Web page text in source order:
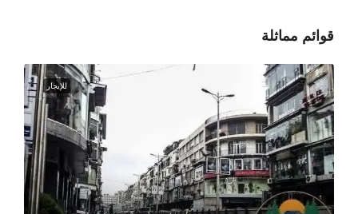
قوائم مماثلة
للإيجار